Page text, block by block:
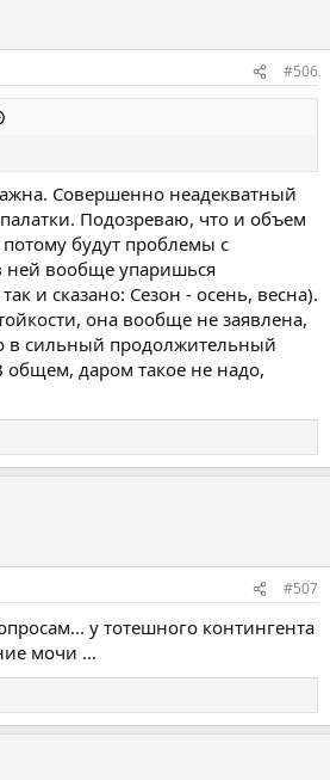
#506
Совершенно неадекватный
Подозреваю, что и объем
будут проблемы с
ней вообще упаришься
и сказано: Сезон - осень, весна).
она вообще не заявлена,
в сильный продолжительный
общем, даром такое не надо,
#507
у тотешного контингента
мочи ...